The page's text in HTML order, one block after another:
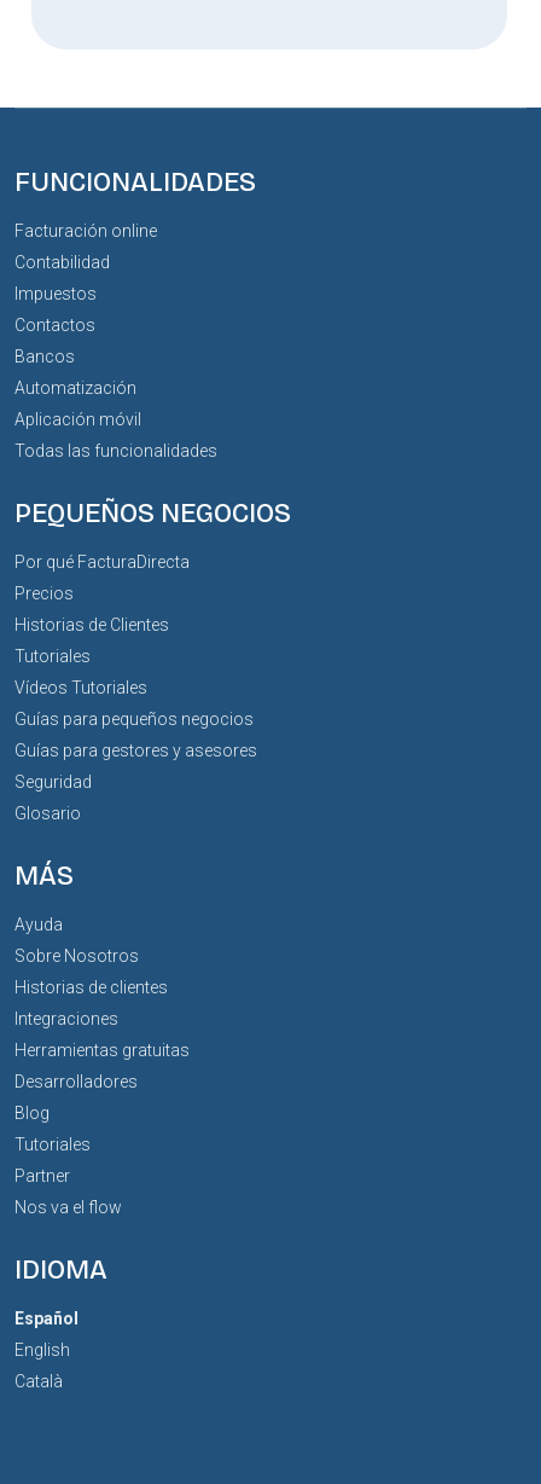
FUNCIONALIDADES
Facturación online
Contabilidad
Impuestos
Contactos
Bancos
Automatización
Aplicación móvil
Todas las funcionalidades
PEQUEÑOS NEGOCIOS
Por qué FacturaDirecta
Precios
Historias de Clientes
Tutoriales
Vídeos Tutoriales
Guías para pequeños negocios
Guías para gestores y asesores
Seguridad
Glosario
MÁS
Ayuda
Sobre Nosotros
Historias de clientes
Integraciones
Herramientas gratuitas
Desarrolladores
Blog
Tutoriales
Partner
Nos va el flow
IDIOMA
Español
English
Català